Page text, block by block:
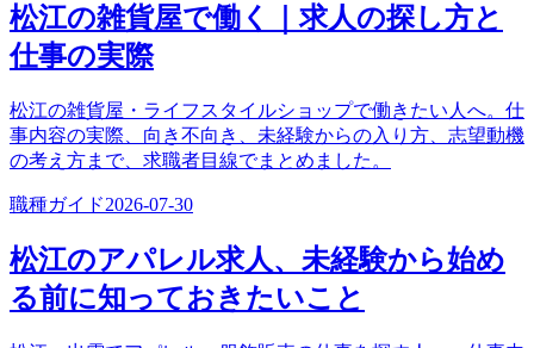
松江の雑貨屋で働く｜求人の探し方と
仕事の実際
松江の雑貨屋・ライフスタイルショップで働きたい人へ。仕
事内容の実際、向き不向き、未経験からの入り方、志望動機
の考え方まで、求職者目線でまとめました。
職種ガイド2026-07-30
松江のアパレル求人、未経験から始め
る前に知っておきたいこと